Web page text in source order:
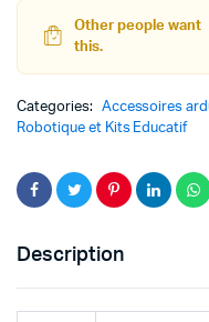
Other people want
this.
Categories: Accessoires
Robotique et Kits Educatif
Description